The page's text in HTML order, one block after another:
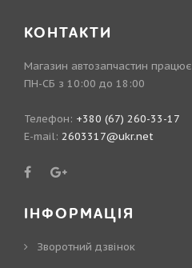
КОНТАКТИ
Магазин автозапчастин працює
ПН-СБ з 10:00 до 18:00
Телефон: +380 (67) 260-33-17
E-mail: 2603317@ukr.net
ІНФОРМАЦІЯ
Зворотний дзвінок